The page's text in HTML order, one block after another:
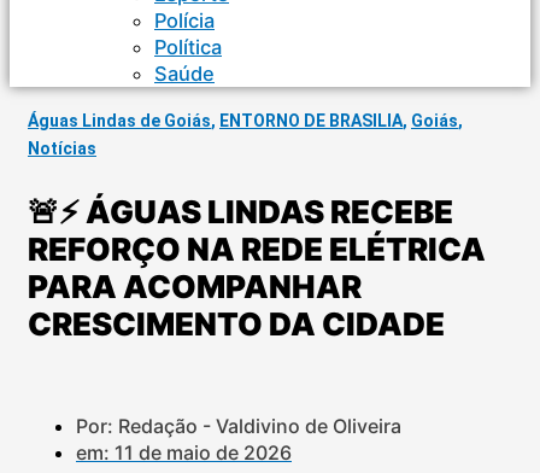
Polícia
Política
Saúde
Águas Lindas de Goiás, ENTORNO DE BRASILIA, Goiás,
Notícias
🚨⚡ ÁGUAS LINDAS RECEBE
REFORÇO NA REDE ELÉTRICA
PARA ACOMPANHAR
CRESCIMENTO DA CIDADE
Por: Redação - Valdivino de Oliveira
em: 11 de maio de 2026